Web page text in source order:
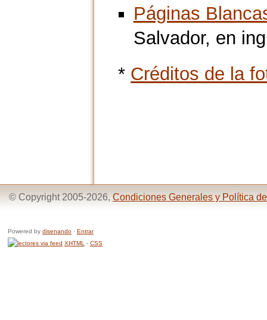
Páginas
Salvador, en
* Créditos de la
© Copyright 2005-2026, Condiciones Generales y Política
Powered by disenando · Entrar
XHTML
- CSS